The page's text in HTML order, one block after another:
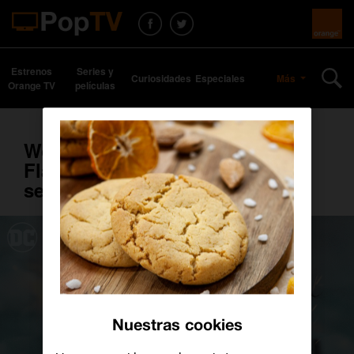
Estrenos
Orange TV
Series y
películas
Curiosidades Especiales Más
Wonder Woman visita la tienda
Flagship de Sol este fin de
semana
Nuestras cookies